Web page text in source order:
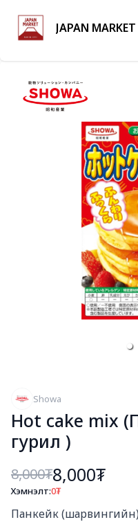
JAPAN MARKET
Showa
Hot cake mix
гурил )
8,000₮8,000₮
Хэмнэлт:0₮
Панкейк